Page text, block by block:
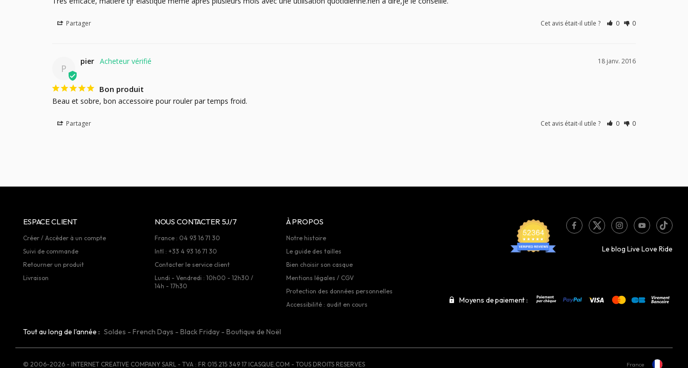
Partager Cet avis était-il utile ? 0 0
P
18 janv. 2016
pier
Bon produit
Beau et sobre, bon accessoire pour rouler par temps froid.
Partager Cet avis était-il utile ? 0 0
ESPACE CLIENT
Créer / Accèder à un compte
Suivi de commande
Retourner un produit
Livraison
NOUS CONTACTER 5J/7
France : 04 93 16 71 30
Intl : +33 4 93 16 71 30
Contacter le service client
Lundi - Vendredi : 10h00 - 12h30 /
14h - 17h30
À PROPOS
Notre histoire
Le guide des tailles
Bien choisir son casque
Mentions légales / CGV
Protection des données personnelles
Accessibilité : audit en cours
Le blog Live Love Ride
Moyens de paiement :
Tout au long de l'année : Soldes - French Days - Black Friday - Boutique de Noël
© 2006-2026 - INTERNET CREATIVE COMPANY SARL - TVA : FR 015 215 349 17 ICASQUE.COM - TOUS DROITS RESERVES France